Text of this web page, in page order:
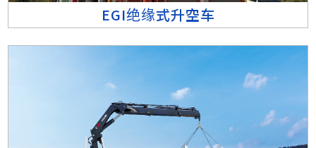
EGI绝缘式升空车